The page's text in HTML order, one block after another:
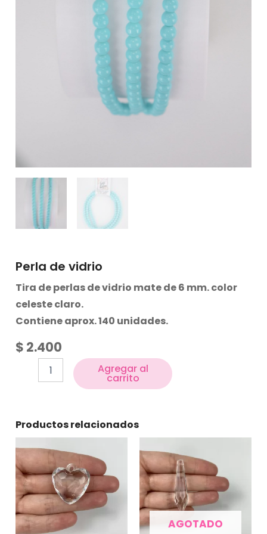
Perla de vidrio
Tira de perlas de vidrio mate de 6 mm. color
celeste claro.
Contiene aprox. 140 unidades.
$ 2.400
Agregar al
carrito
Productos relacionados
AGOTADO